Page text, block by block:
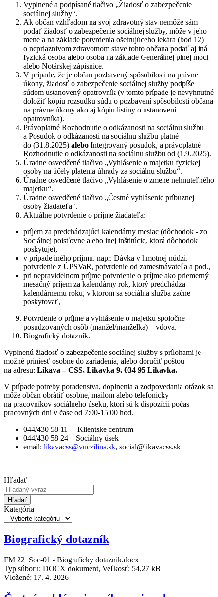
Vyplnené a podpísané tlačivo „Žiadosť o zabezpečenie
sociálnej služby“.
Ak občan vzhľadom na svoj zdravotný stav nemôže sám
podať žiadosť o zabezpečenie sociálnej služby, môže v jeho
mene a na základe potvrdenia ošetrujúceho lekára (bod 12)
o nepriaznivom zdravotnom stave tohto občana podať aj iná
fyzická osoba alebo osoba na základe Generálnej plnej moci
alebo Notárskej zápisnice.
V prípade, že je občan pozbavený spôsobilosti na právne
úkony, žiadosť o zabezpečenie sociálnej služby podpíše
súdom ustanovený opatrovník (v tomto prípade je nevyhnutné
doložiť kópiu rozsudku súdu o pozbavení spôsobilosti občana
na právne úkony ako aj kópiu listiny o ustanovení
opatrovníka).
Právoplatné Rozhodnutie o odkázanosti na sociálnu službu
a Posudok o odkázanosti na sociálnu službu platné
do (31.8.2025) alebo Integrovaný posudok, a právoplatné
Rozhodnutie o odkázanosti na sociálnu službu od (1.9.2025).
Úradne osvedčené tlačivo „Vyhlásenie o majetku fyzickej
osoby na účely platenia úhrady za sociálnu službu“.
Úradne osvedčené tlačivo „Vyhlásenie o zmene nehnuteľného
majetku“.
Úradne osvedčené tlačivo „Čestné vyhlásenie príbuznej
osoby žiadateľa".
Aktuálne potvrdenie o príjme žiadateľa:
príjem za predchádzajúci kalendárny mesiac (dôchodok - zo
Sociálnej poisťovne alebo inej inštitúcie, ktorá dôchodok
poskytuje),
v prípade iného príjmu, napr. Dávka v hmotnej núdzi,
potvrdenie z ÚPSVaR, potvrdenie od zamestnávateľa a pod.,
pri nepravidelnom príjme potvrdenie o príjme ako priemerný
mesačný príjem za kalendárny rok, ktorý predchádza
kalendárnemu roku, v ktorom sa sociálna služba začne
poskytovať,
Potvrdenie o príjme a vyhlásenie o majetku spoločne
posudzovaných osôb (manžel/manželka) – vdova.
Biografický dotazník.
Vyplnenú žiadosť o zabezpečenie sociálnej služby s prílohami je
možné priniesť osobne do zariadenia, alebo doručiť poštou
na adresu: Likava – CSS, Likavka 9, 034 95 Likavka.
V prípade potreby poradenstva, doplnenia a zodpovedania otázok sa
môže občan obrátiť osobne, mailom alebo telefonicky
na pracovníkov sociálneho úseku, ktorí sú k dispozícii počas
pracovných dní v čase od 7:00-15:00 hod.
044/430 58 11 – Klientske centrum
044/430 58 24 – Sociálny úsek
email: likavacss@vuczilina.sk, social@likavacss.sk
Hľadať
Hľadať
Kategória
Biografický dotazník
FM 22_Soc-01 - Biograficky dotaznik.docx
Typ súboru: DOCX dokument, Veľkosť: 54,27 kB
Vložené: 17. 4. 2026